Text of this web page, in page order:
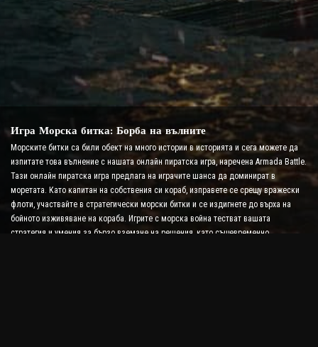
Игра Морска битка: Борба на вълните
Морските битки са били обект на много истории в историята и сега можете да
изпитате това вълнение с нашата онлайн пиратска игра, наречена Armada Battle.
Тази онлайн пиратска игра предлага на играчите шанса да доминират в
моретата. Като капитан на собствения си кораб, изправете се срещу вражески
флоти, участвайте в стратегически морски битки и се издигнете до върха на
бойното изживяване на кораба. Игрите с морска война тестват вашата
стратегия и умения за бързо вземане на решения, като същевременно